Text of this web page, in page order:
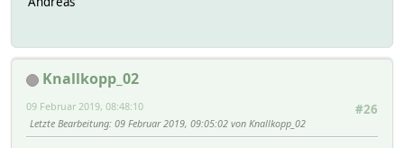
Knallkopp_02
#26
09 Februar 2019, 08:48:10
Letzte Bearbeitung: 09 Februar 2019, 09:05:02 von Knallkopp_02